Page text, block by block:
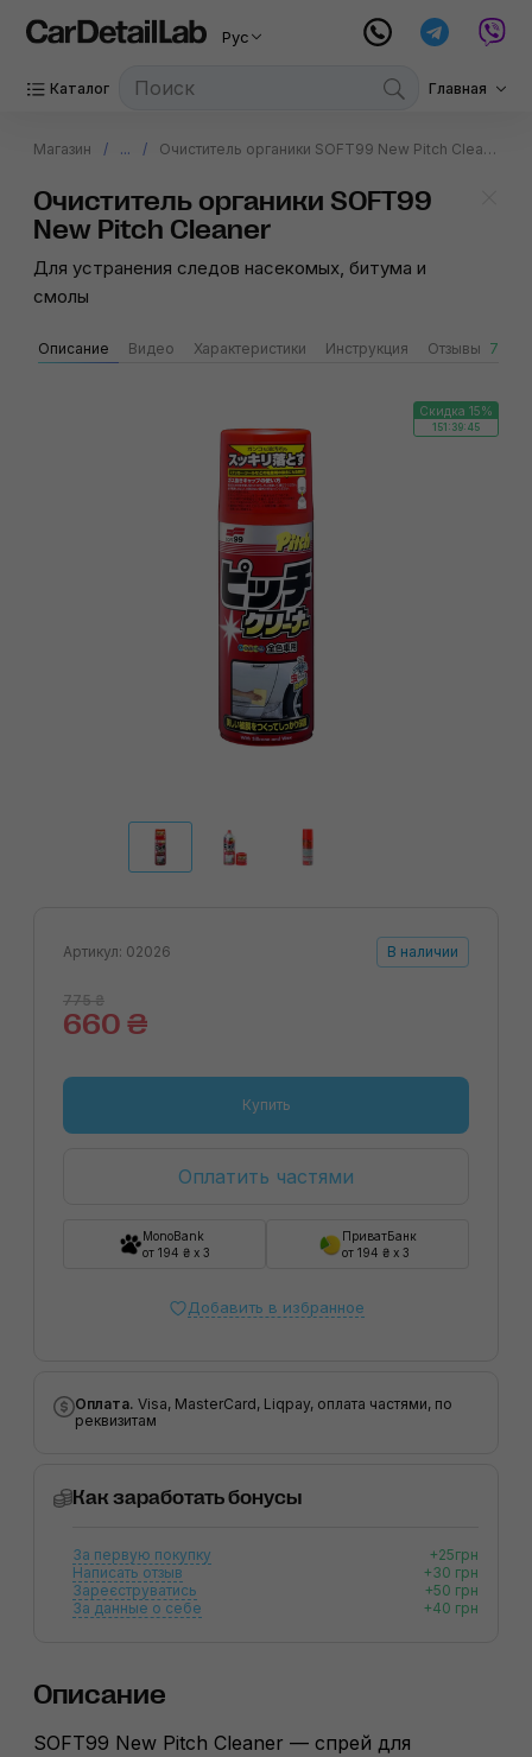
Рус
Каталог Главная
Магазин ... Очиститель органики SOFT99 New Pitch Cleaner
Очиститель органики SOFT99
New Pitch Cleaner
Для устранения следов насекомых, битума и
смолы
Описание Видео Характеристики Инструкция Отзывы 7
Скидка 15%
151:39:45
Артикул: 02026 В наличии
775 ₴
660 ₴
Купить
Оплатить частями
MonoBank
от 194 ₴ x 3
ПриватБанк
от 194 ₴ x 3
Добавить в избранное
Оплата. Visa, MasterCard, Liqpay, оплата частями, по
реквизитам
Как заработать бонусы
За первую покупку
+25грн
Написать отзыв
+30 грн
Зареєструватись
+50 грн
За данные о себе
+40 грн
Описание
SOFT99 New Pitch Cleaner — спрей для